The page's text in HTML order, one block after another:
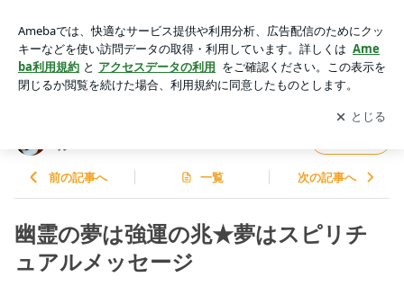
革命と三島由紀夫：柴犬スピリチュアル
アプリをダウンロードして ブログの更新通知
を受け取りまし
ょう。
開く
ル
前の記事へ 一覧 次の記事へ
幽霊の夢は強運の兆★夢はスピリチ
ュアルメッセージ